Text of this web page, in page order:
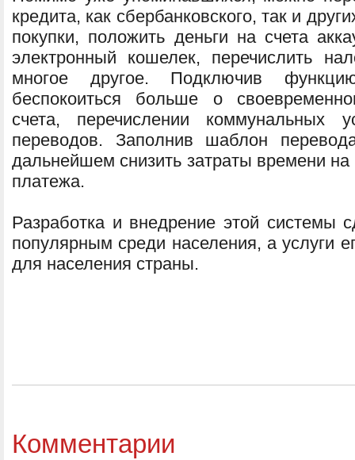
кредита, как сбербанковского, так и
покупки, положить деньги на счета
электронный кошелек, перечислить
многое другое. Подключив
беспокоиться больше о
счета, перечислении коммунальных
переводов. Заполнив шаблон
дальнейшем снизить затраты времени
платежа.
Разработка и внедрение этой системы
популярным среди населения, а услуги
для населения страны.
Комментарии